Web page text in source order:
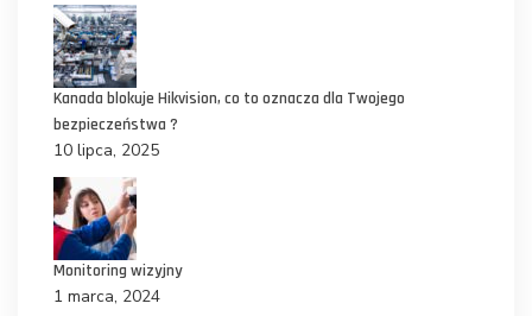
Kanada blokuje Hikvision, co to oznacza dla Twojego
bezpieczeństwa ?
10 lipca, 2025
Monitoring wizyjny
1 marca, 2024